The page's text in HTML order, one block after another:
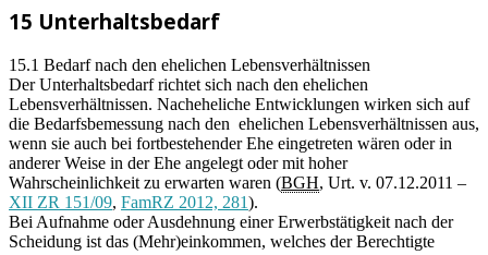
15 Unterhaltsbedarf
15.1 Bedarf nach den ehelichen Lebensverhältnissen
Der Unterhaltsbedarf richtet sich nach den ehelichen
Lebensverhältnissen. Nacheheliche Entwicklungen wirken sich auf
die Bedarfsbemessung nach den ehelichen Lebensverhältnissen aus,
wenn sie auch bei fortbestehender Ehe eingetreten wären oder in
anderer Weise in der Ehe angelegt oder mit hoher
Wahrscheinlichkeit zu erwarten waren (BGH, Urt. v. 07.12.2011 –
XII ZR 151/09, FamRZ 2012, 281).
Bei Aufnahme oder Ausdehnung einer Erwerbstätigkeit nach der
Scheidung ist das (Mehr)einkommen, welches der Berechtigte